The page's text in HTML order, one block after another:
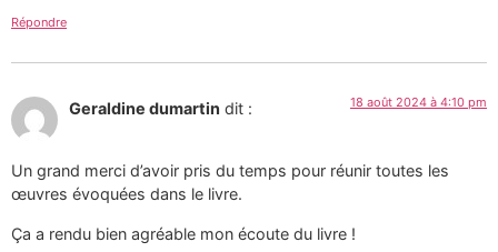
Répondre
Geraldine dumartin dit : 18 août 2024 à 4:10 pm
Un grand merci d’avoir pris du temps pour réunir toutes les
œuvres évoquées dans le livre.
Ça a rendu bien agréable mon écoute du livre !